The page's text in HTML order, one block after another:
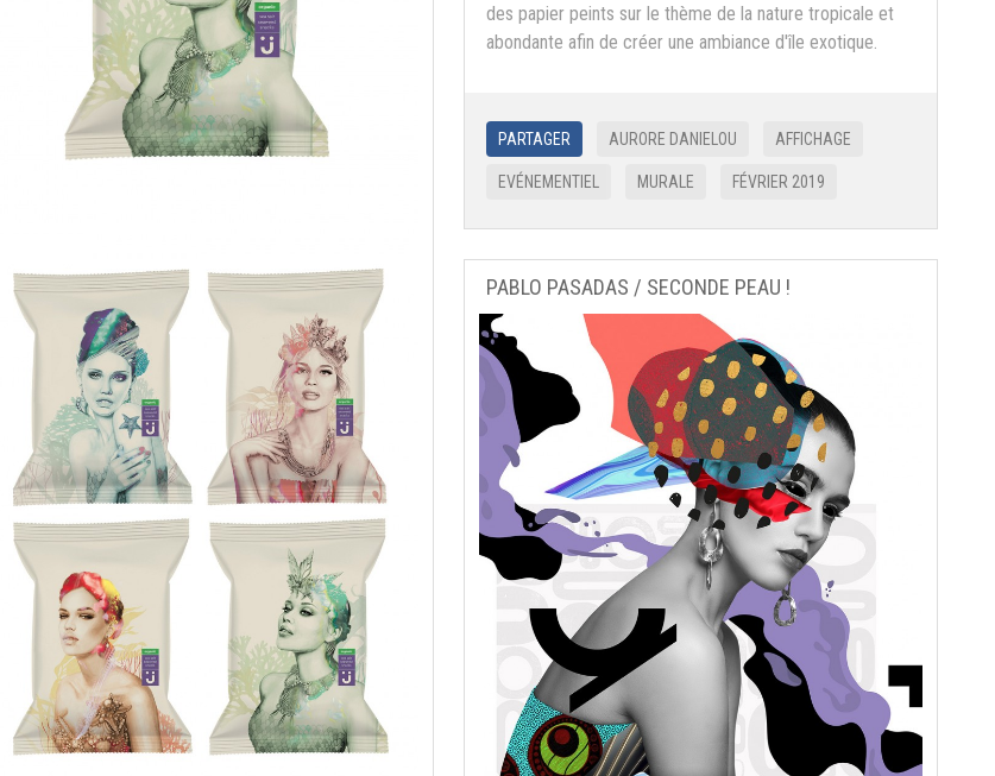
des papier peints sur le thème de la nature tropicale et
abondante afin de créer une ambiance d'île exotique.
PARTAGER AURORE DANIELOU AFFICHAGE
EVÉNEMENTIEL MURALE FÉVRIER 2019
PABLO PASADAS / SECONDE PEAU !